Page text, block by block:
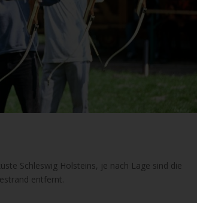
Schleswig Holsteins, je nach Lage sind die
entfernt.